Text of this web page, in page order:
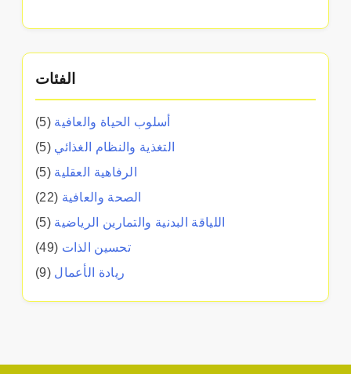
الفئات
أسلوب الحياة والعافية (5)
التغذية والنظام الغذائي (5)
الرفاهية العقلية (5)
الصحة والعافية (22)
اللياقة البدنية والتمارين الرياضية (5)
تحسين الذات (49)
ريادة الأعمال (9)